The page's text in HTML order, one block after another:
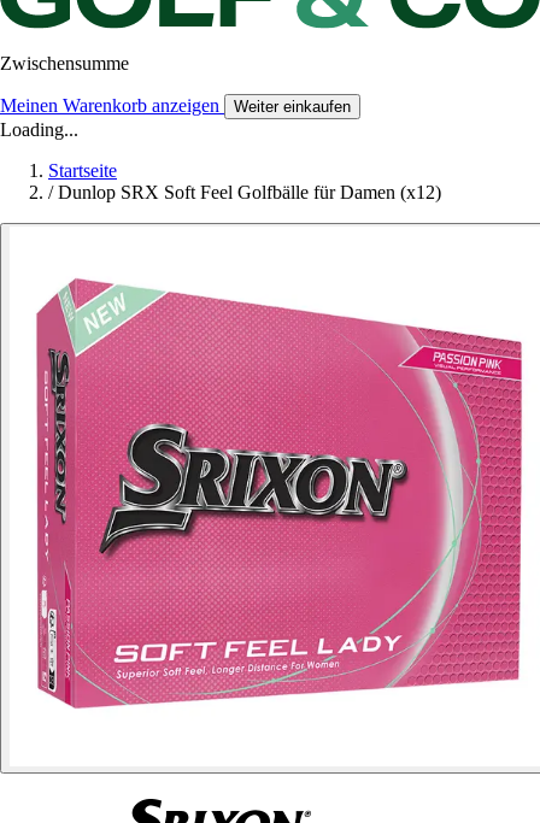
Zwischensumme
Meinen Warenkorb anzeigen Weiter einkaufen
Loading...
Startseite
/ Dunlop SRX Soft Feel Golfbälle für Damen (x12)